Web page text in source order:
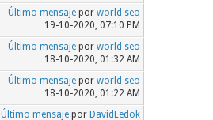
Último mensajepor world seo
19-10-2020, 07:10 PM
Último mensajepor world seo
18-10-2020, 01:32 AM
Último mensajepor world seo
18-10-2020, 01:22 AM
Último mensajepor DavidLedok